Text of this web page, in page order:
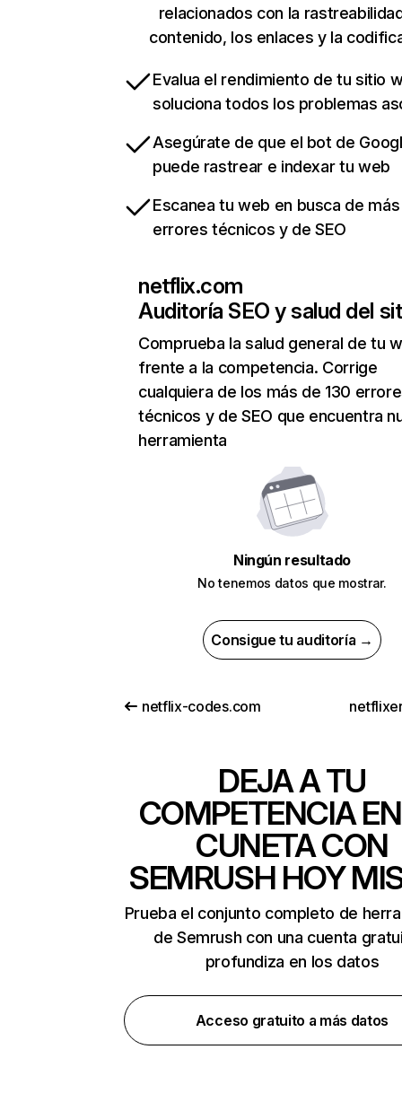
relacionados con la
contenido, los enlaces y la
Evalua el rendimiento de tu sitio
soluciona todos los problemas
Asegúrate de que el bot de
puede rastrear e indexar tu web
Escanea tu web en busca de
errores técnicos y de SEO
netflix.com
Auditoría SEO y salud del
Comprueba la salud general de tu
frente a la competencia. Corrige
cualquiera de los más de 130
técnicos y de SEO que encuentra
herramienta
Ningún resultado
No tenemos datos que mostrar.
Consigue tu auditoría →
netflix-codes.com
DEJA A TU
COMPETENCIA
CUNETA CON
SEMRUSH HOY
Prueba el conjunto completo de
de Semrush con una cuenta
profundiza en los datos
Acceso gratuito a más datos